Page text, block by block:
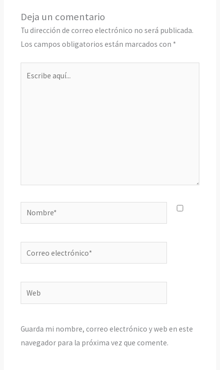
Deja un comentario
Tu dirección de correo electrónico no será publicada.
Los campos obligatorios están marcados con *
Nombre*
Correo
electrónico*
Web
Guarda mi nombre, correo electrónico y web en este
navegador para la próxima vez que comente.